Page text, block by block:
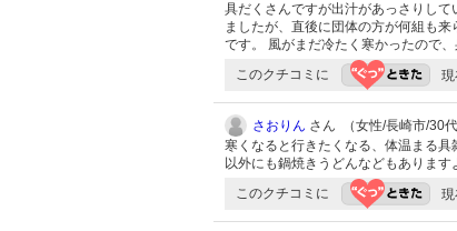
具だくさんですが出汁があっさりし
ましたが、直後に団体の方が何組も
です。 風がまだ冷たく寒かったので
このクチコミに 現
さおりん さん （女性/長崎市/30代
寒くなると行きたくなる、体温まる
以外にも鍋焼きうどんなどもあります
このクチコミに 現